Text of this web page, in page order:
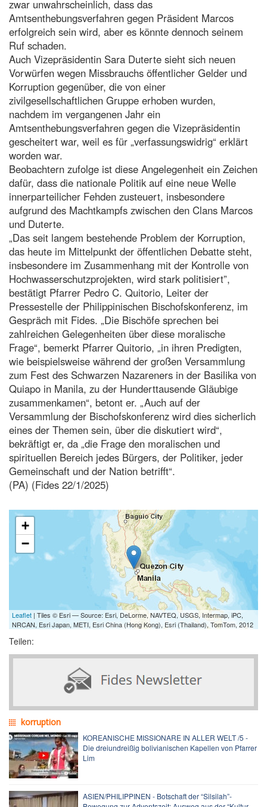
zwar unwahrscheinlich, dass das
Amtsenthebungsverfahren gegen Präsident Marcos
erfolgreich sein wird, aber es könnte dennoch seinem
Ruf schaden.
Auch Vizepräsidentin Sara Duterte sieht sich neuen
Vorwürfen wegen Missbrauchs öffentlicher Gelder und
Korruption gegenüber, die von einer
zivilgesellschaftlichen Gruppe erhoben wurden,
nachdem im vergangenen Jahr ein
Amtsenthebungsverfahren gegen die Vizepräsidentin
gescheitert war, weil es für „verfassungswidrig“ erklärt
worden war.
Beobachtern zufolge ist diese Angelegenheit ein Zeichen
dafür, dass die nationale Politik auf eine neue Welle
innerparteilicher Fehden zusteuert, insbesondere
aufgrund des Machtkampfs zwischen den Clans Marcos
und Duterte.
„Das seit langem bestehende Problem der Korruption,
das heute im Mittelpunkt der öffentlichen Debatte steht,
insbesondere im Zusammenhang mit der Kontrolle von
Hochwasserschutzprojekten, wird stark politisiert”,
bestätigt Pfarrer Pedro C. Quitorio, Leiter der
Pressestelle der Philippinischen Bischofskonferenz, im
Gespräch mit Fides. „Die Bischöfe sprechen bei
zahlreichen Gelegenheiten über diese moralische
Frage“, bemerkt Pfarrer Quitorio, „in ihren Predigten,
wie beispielsweise während der großen Versammlung
zum Fest des Schwarzen Nazareners in der Basilika von
Quiapo in Manila, zu der Hunderttausende Gläubige
zusammenkamen“, betont er. „Auch auf der
Versammlung der Bischofskonferenz wird dies sicherlich
eines der Themen sein, über die diskutiert wird“,
bekräftigt er, da „die Frage den moralischen und
spirituellen Bereich jedes Bürgers, der Politiker, jeder
Gemeinschaft und der Nation betrifft“.
(PA) (Fides 22/1/2025)
+
−
Leaflet | Tiles © Esri — Source: Esri, DeLorme, NAVTEQ, USGS, Intermap, iPC,
NRCAN, Esri Japan, METI, Esri China (Hong Kong), Esri (Thailand), TomTom, 2012
Teilen:
korruption
KOREANISCHE MISSIONARE IN ALLER WELT /5 -
Die dreiundreißig bolivianischen Kapellen von Pfarrer
Lim
ASIEN/PHILIPPINEN - Botschaft der “Silsilah”-